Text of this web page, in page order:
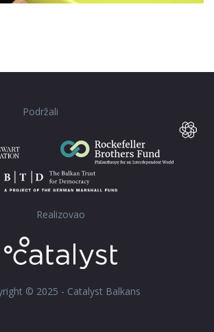
Podržali
Realizovao
© 2025 - Catalyst Balkans